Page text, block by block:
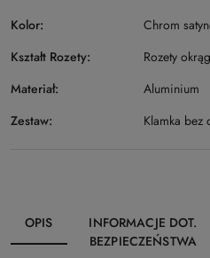
Kolor:
Chrom
Kształt Rozety:
Rozety
Materiał:
Aluminium
Zestaw:
Klamka bez
OPIS
INFORMACJE DOT.
BEZPIECZEŃSTWA